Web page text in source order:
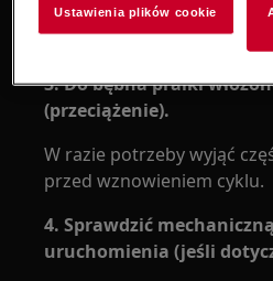
W razie potrzeby wyjąć
przed wznowieniem cyklu.
3. Do bębna pralki
(przeciążenie).
W razie potrzeby wyjąć
przed wznowieniem cyklu.
4. Sprawdzić
uruchomienia (jeśli
Ustawienia plików cookie